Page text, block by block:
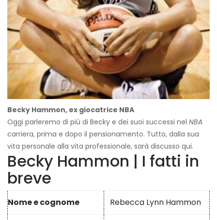
Becky Hammon, ex giocatrice NBA
Oggi parleremo di più di Becky e dei suoi successi nel NBA
carriera, prima e dopo il pensionamento. Tutto, dalla sua
vita personale alla vita professionale, sarà discusso qui.
Becky Hammon | I fatti in
breve
Nome e cognome Rebecca Lynn Hammon